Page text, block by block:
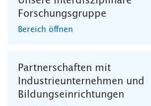
Forschungsgruppe
Bereich öffnen
Partnerschaften mit
Industrieunternehmen und
Bildungseinrichtungen